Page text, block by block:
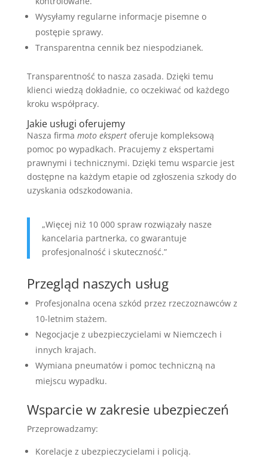
Wysyłamy regularne informacje pisemne o
postępie sprawy.
Transparentna cennik bez niespodzianek.
Transparentność to nasza zasada. Dzięki temu
klienci wiedzą dokładnie, co oczekiwać od każdego
kroku współpracy.
Jakie usługi oferujemy
Nasza firma moto ekspertoferuje kompleksową
pomoc po wypadkach. Pracujemy z ekspertami
prawnymi i technicznymi. Dzięki temu wsparcie jest
dostępne na każdym etapie od zgłoszenia szkody do
uzyskania odszkodowania.
„Więcej niż 10 000 spraw rozwiązały nasze
kancelaria partnerka, co gwarantuje
profesjonalność i skuteczność.”
Przegląd naszych usług
Profesjonalna ocena szkód przez rzeczoznawców z
10-letnim stażem.
Negocjacje z ubezpieczycielami w Niemczech i
innych krajach.
Wymiana pneumatów i pomoc techniczną na
miejscu wypadku.
Wsparcie w zakresie ubezpieczeń
Przeprowadzamy:
Korelacje z ubezpieczycielami i policją.